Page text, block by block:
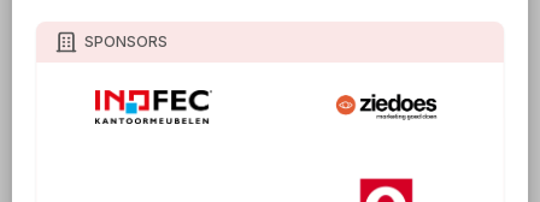
SPONSORS